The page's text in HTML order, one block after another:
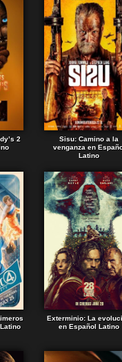
2
Sisu: Camino a la
venganza en
Latino
Exterminio: La
en Español Latino